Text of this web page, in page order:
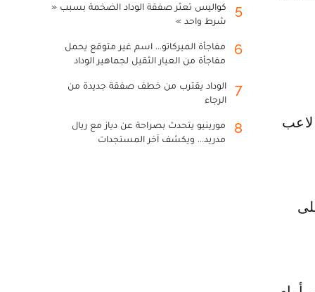
5
كواليس تعثر صفقة الوداد الضخمة بسبب «
شرط واحد »
6
مفاجأة الميركاتو... اسم غير متوقع يحمل
مفاجأة من العيار الثقيل لجماهير الوداد
7
الوداد يقترب من خطف صفقة جديدة من
الرجاء
8
مورينيو يتحدث بصراحة عن دياز مع ريال
مدريد... ويكشف آخر المستجدات